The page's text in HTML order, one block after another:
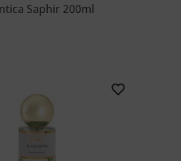
Saphir 200ml